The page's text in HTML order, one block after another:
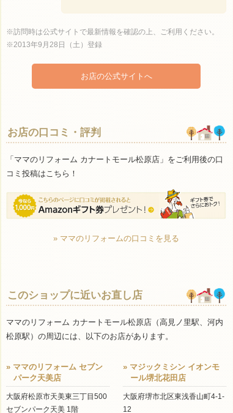
※訪問時は公式サイトで最新情報を確認の上、ご利用ください。
※2013年9月28日（土）登録
お店の公式サイトへ
お店の口コミ・評判
「ママのリフォーム カナートモール松原店」をご利用後の口
コミ投稿はこちら！
» ママのリフォームの口コミを見る
このショップに近いお直し店
ママのリフォーム カナートモール松原店（高見ノ里駅、河内
松原駅）の周辺には、以下のお店があります。
» ママのリフォーム セブン
パーク天美店
大阪府松原市天美東三丁目500
セブンパーク天美 1階
» マジックミシン イオンモ
ール堺北花田店
大阪府堺市北区東浅香山町4-1-
12